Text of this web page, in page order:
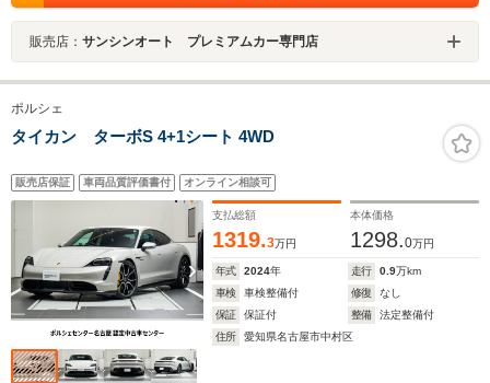
販売店： サンシンオート プレミアムカー専門店
ポルシェ
タイカン ターボS 4+1シート 4WD
販売店保証 車両品質評価書付 オンライン相談可
支払総額
1319.3万円
本体価格
1298.0万円
年式 2024年 走行 0.9万km
車検
車検整備付 修復
なし
保証
保証付 整備
法定整備付
住所
愛知県名古屋市中村区